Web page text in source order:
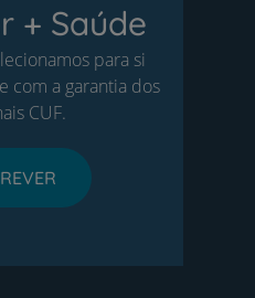
+ Saúde
para si
com a garantia dos
CUF.